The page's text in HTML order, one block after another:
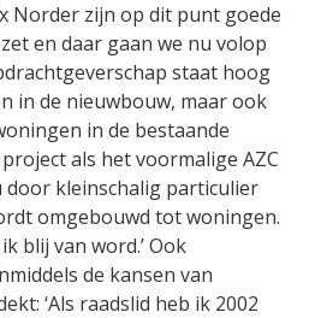
Norder zijn op dit punt goede
en daar gaan we nu volop
staat hoog
in de nieuwbouw, maar ook
in de bestaande
als het voormalige AZC
door kleinschalig particulier
omgebouwd tot woningen.
blij van word.’ Ook
de kansen van
‘Als raadslid heb ik 2002